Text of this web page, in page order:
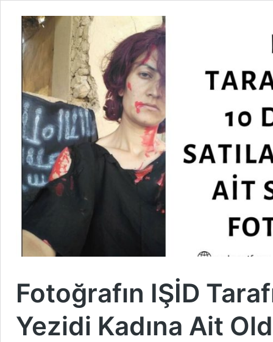
Fotoğrafın IŞİD
Yezidi Kadına Ait